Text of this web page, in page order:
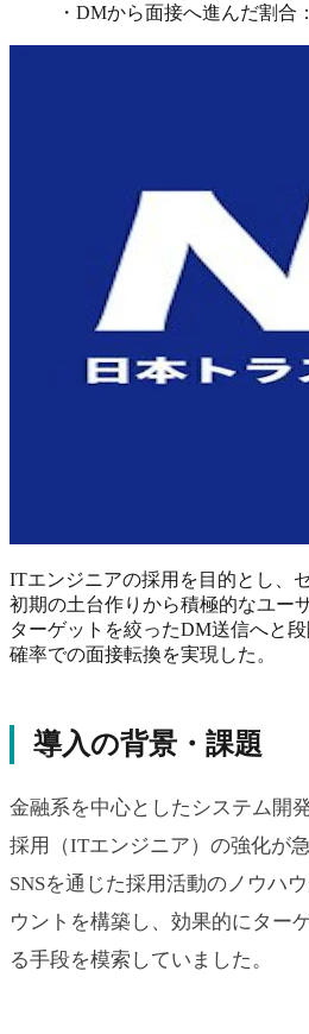
・DMから面接へ進んだ割合
ITエンジニアの採用を目的とし、
初期の土台作りから積極的なユー
ターゲットを絞ったDM送信へと
確率での面接転換を実現した。
導入の背景・課題
金融系を中心としたシステム開
採用（ITエンジニア）の強化が
SNSを通じた採用活動のノウハ
ウントを構築し、効果的にター
る手段を模索していました。